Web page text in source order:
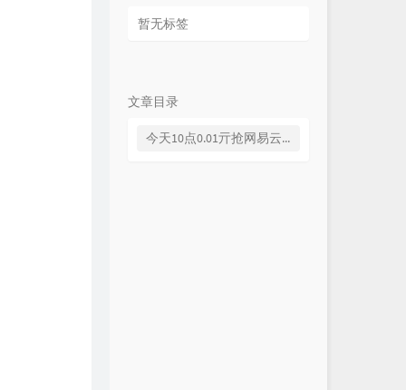
暂无标签
文章目录
今天10点0.01亓抢网易云音乐月卡，明天抢10元美团外卖红包